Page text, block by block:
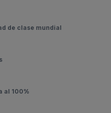
de clase mundial
al 100%